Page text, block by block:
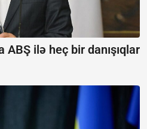
ABŞ ilə heç bir danışıqlar